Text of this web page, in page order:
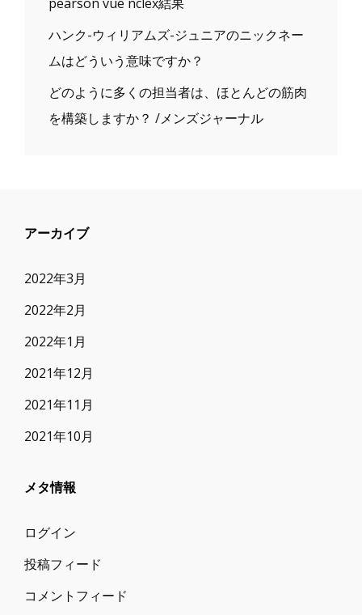
pearson vue nclex結果
ハンク-ウィリアムズ-ジュニアのニックネー
ムはどういう意味ですか？
どのように多くの担当者は、ほとんどの筋肉
を構築しますか？ /メンズジャーナル
アーカイブ
2022年3月
2022年2月
2022年1月
2021年12月
2021年11月
2021年10月
メタ情報
ログイン
投稿フィード
コメントフィード